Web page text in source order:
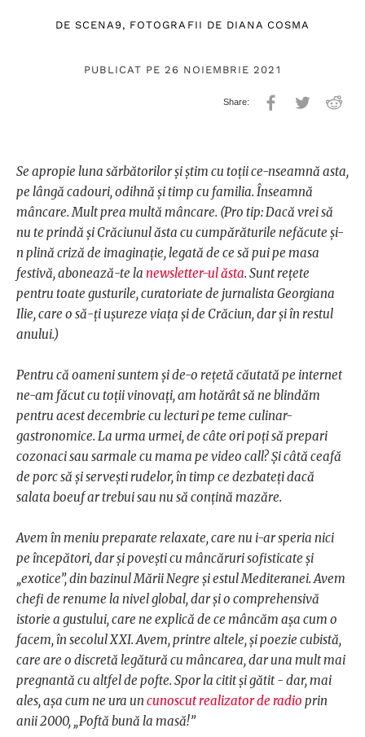
DE SCENA9, FOTOGRAFII DE DIANA COSMA
PUBLICAT PE 26 NOIEMBRIE 2021
Se apropie luna sărbătorilor și știm cu toții ce-nseamnă asta,
pe lângă cadouri, odihnă și timp cu familia. Înseamnă
mâncare. Mult prea multă mâncare. (Pro tip: Dacă vrei să
nu te prindă și Crăciunul ăsta cu cumpărăturile nefăcute și-
n plină criză de imaginație, legată de ce să pui pe masa
festivă, abonează-te la newsletter-ul ăsta. Sunt rețete
pentru toate gusturile, curatoriate de jurnalista Georgiana
Ilie, care o să-ți ușureze viața și de Crăciun, dar și în restul
anului.)
Pentru că oameni suntem și de-o rețetă căutată pe internet
ne-am făcut cu toții vinovați, am hotărât să ne blindăm
pentru acest decembrie cu lecturi pe teme culinar-
gastronomice. La urma urmei, de câte ori poți să prepari
cozonaci sau sarmale cu mama pe video call? Și câtă ceafă
de porc să și servești rudelor, în timp ce dezbateți dacă
salata boeuf ar trebui sau nu să conțină mazăre.
Avem în meniu preparate relaxate, care nu i-ar speria nici
pe începători, dar și povești cu mâncăruri sofisticate și
„exotice”, din bazinul Mării Negre și estul Mediteranei. Avem
chefi de renume la nivel global, dar și o comprehensivă
istorie a gustului, care ne explică de ce mâncăm așa cum o
facem, în secolul XXI. Avem, printre altele, și poezie cubistă,
care are o discretă legătură cu mâncarea, dar una mult mai
pregnantă cu altfel de pofte. Spor la citit și gătit - dar, mai
ales, așa cum ne ura un cunoscut realizator de radio prin
anii 2000, „Poftă bună la masă!”